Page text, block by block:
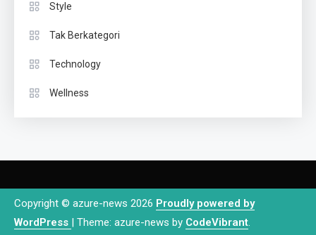
Style
Tak Berkategori
Technology
Wellness
Copyright © azure-news 2026 Proudly powered by
WordPress
Theme: azure-news by CodeVibrant.